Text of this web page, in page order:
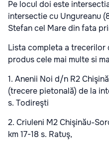
Pe locul doi este
intersectie cu Ungureanu
Stefan cel Mare din fata
Lista completa a trecerilor
produs cele mai multe si
1. Anenii Noi d/n R2
(trecere pietonală) de la
s. Todireşti
2. Criuleni M2 Chişinău-
km 17-18 s. Ratuş,